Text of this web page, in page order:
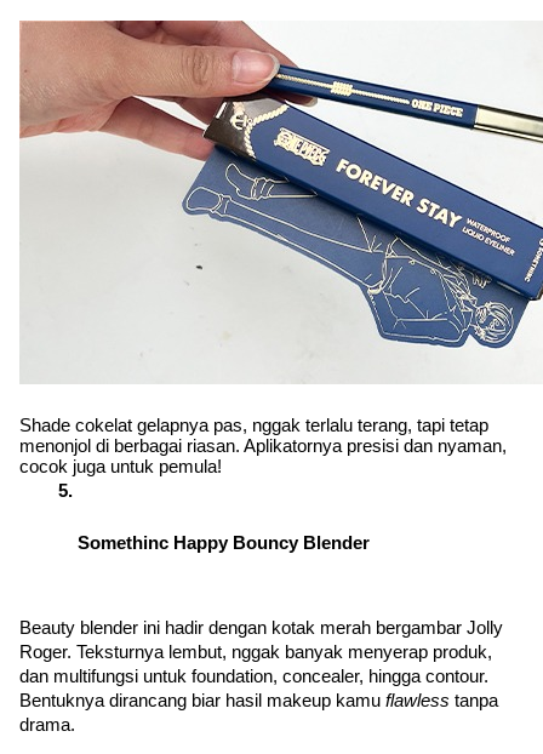
Shade cokelat gelapnya pas, nggak terlalu terang, tapi tetap
menonjol di berbagai riasan. Aplikatornya presisi dan nyaman,
cocok juga untuk pemula!
Somethinc Happy Bouncy Blender
Beauty blender ini hadir dengan kotak merah bergambar Jolly
Roger. Teksturnya lembut, nggak banyak menyerap produk,
dan multifungsi untuk foundation, concealer, hingga contour.
Bentuknya dirancang biar hasil makeup kamu flawless tanpa
drama.